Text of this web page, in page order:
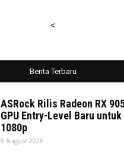
<
Berita Terbaru
ASRock Rilis Radeon RX
GPU Entry-Level Baru
1080p
8 August 2026